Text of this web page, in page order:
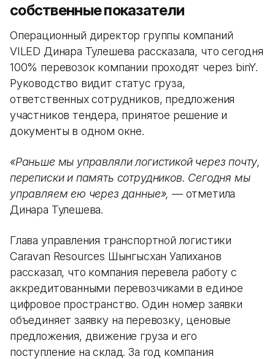
собственные показатели
Операционный директор группы компаний
VILED Динара Тулешева рассказала, что сегодня
100% перевозок компании проходят через binY.
Руководство видит статус груза,
ответственных сотрудников, предложения
участников тендера, принятое решение и
документы в одном окне.
«Раньше мы управляли логистикой через почту,
переписки и память сотрудников. Сегодня мы
управляем ею через данные», — отметила
Динара Тулешева.
Глава управления транспортной логистики
Caravan Resources Шынгысхан Уалиханов
рассказал, что компания перевела работу с
аккредитованными перевозчиками в единое
цифровое пространство. Один номер заявки
объединяет заявку на перевозку, ценовые
предложения, движение груза и его
поступление на склад. За год компания